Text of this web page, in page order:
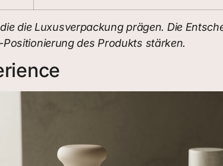
die Luxusverpackung prägen. Die
des Produkts stärken.